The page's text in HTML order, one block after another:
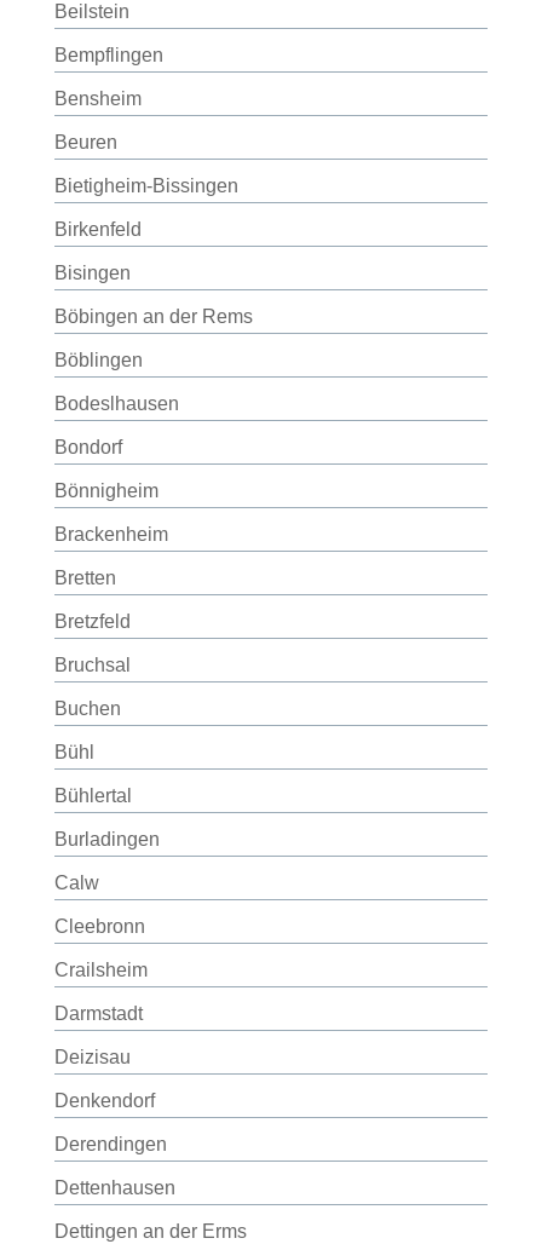
Beilstein
Bempflingen
Bensheim
Beuren
Bietigheim-Bissingen
Birkenfeld
Bisingen
Böbingen an der Rems
Böblingen
Bodeslhausen
Bondorf
Bönnigheim
Brackenheim
Bretten
Bretzfeld
Bruchsal
Buchen
Bühl
Bühlertal
Burladingen
Calw
Cleebronn
Crailsheim
Darmstadt
Deizisau
Denkendorf
Derendingen
Dettenhausen
Dettingen an der Erms